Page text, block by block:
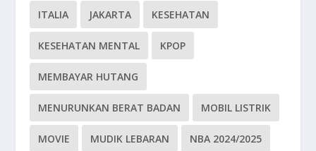
ITALIA JAKARTA KESEHATAN
KESEHATAN MENTAL KPOP
MEMBAYAR HUTANG
MENURUNKAN BERAT BADAN MOBIL LISTRIK
MOVIE MUDIK LEBARAN NBA 2024/2025